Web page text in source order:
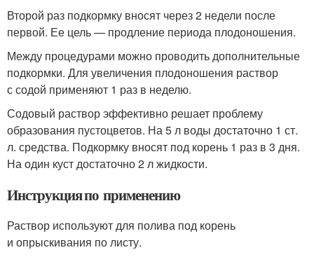
Второй раз подкормку вносят через 2 недели после
первой. Ее цель — продление периода плодоношения.
Между процедурами можно проводить дополнительные
подкормки. Для увеличения плодоношения раствор
с содой применяют 1 раз в неделю.
Содовый раствор эффективно решает проблему
образования пустоцветов. На 5 л воды достаточно 1 ст.
л. средства. Подкормку вносят под корень 1 раз в 3 дня.
На один куст достаточно 2 л жидкости.
Инструкция по применению
Раствор используют для полива под корень
и опрыскивания по листу.